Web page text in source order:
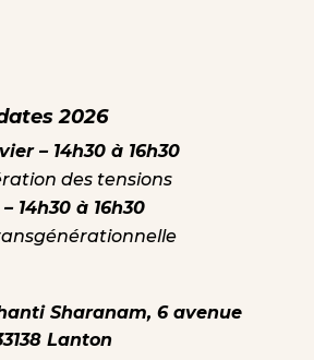
2026
– 14h30 à 16h30
des tensions
14h30 à 16h30
Sharanam, 6 avenue
Lanton